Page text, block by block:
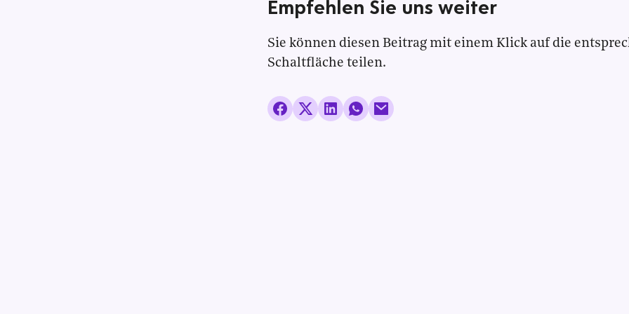
Empfehlen Sie uns weiter
Sie können diesen Beitrag mit einem Klick auf die
Schaltfläche teilen.